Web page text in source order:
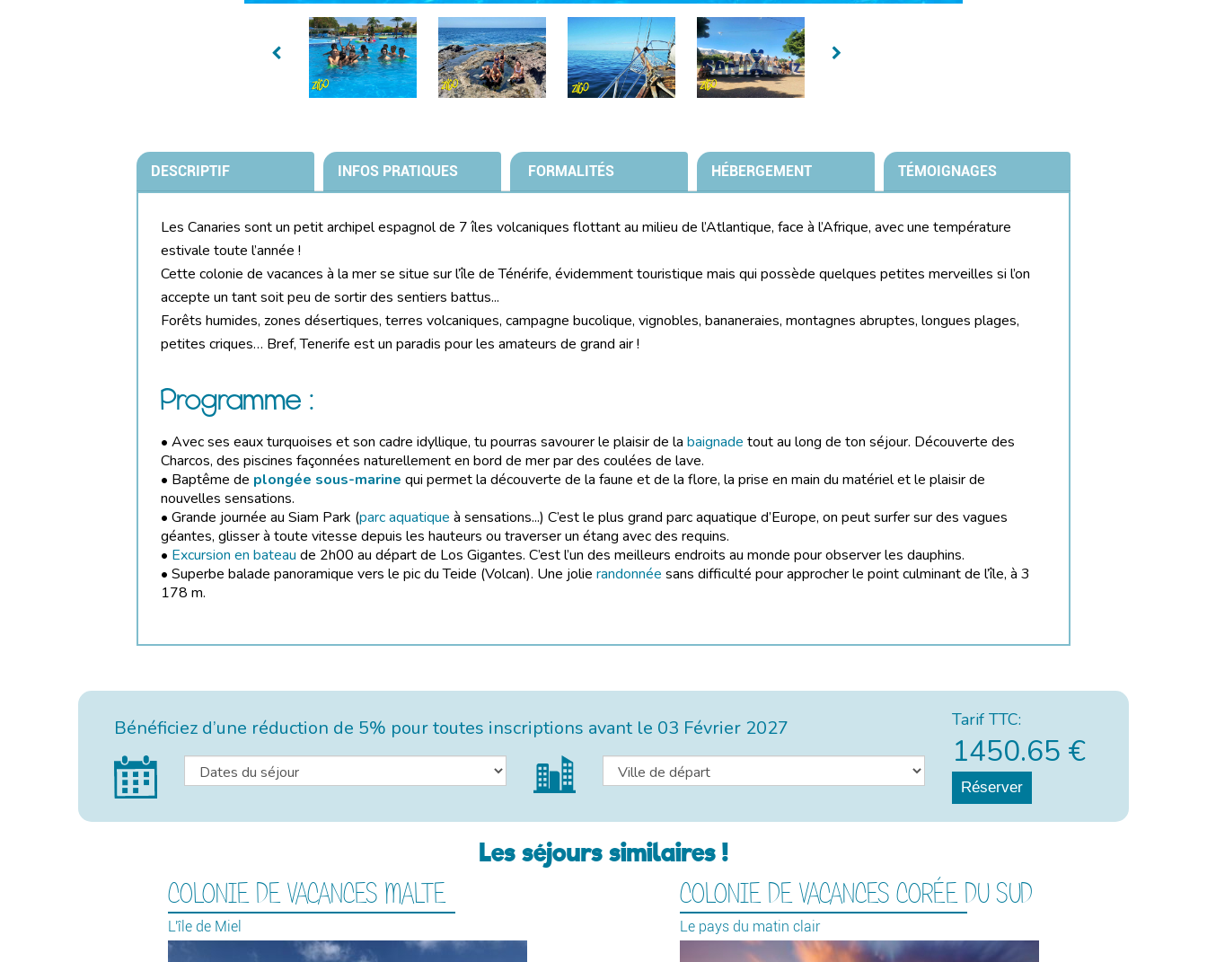
DESCRIPTIF INFOS PRATIQUES FORMALITÉS HÉBERGEMENT TÉMOIGNAGES
Les Canaries sont un petit archipel espagnol de 7 îles volcaniques flottant au milieu de l’Atlantique, face à l’Afrique, avec une température
estivale toute l’année !
Cette colonie de vacances à la mer se situe sur l’île de Ténérife, évidemment touristique mais qui possède quelques petites merveilles si l’on
accepte un tant soit peu de sortir des sentiers battus...
Forêts humides, zones désertiques, terres volcaniques, campagne bucolique, vignobles, bananeraies, montagnes abruptes, longues plages,
petites criques… Bref, Tenerife est un paradis pour les amateurs de grand air !
Programme :
• Avec ses eaux turquoises et son cadre idyllique, tu pourras savourer le plaisir de la baignade tout au long de ton séjour. Découverte des
Charcos, des piscines façonnées naturellement en bord de mer par des coulées de lave.
• Baptême de plongée sous-marine qui permet la découverte de la faune et de la flore, la prise en main du matériel et le plaisir de
nouvelles sensations.
• Grande journée au Siam Park (parc aquatique à sensations...) C’est le plus grand parc aquatique d’Europe, on peut surfer sur des vagues
géantes, glisser à toute vitesse depuis les hauteurs ou traverser un étang avec des requins.
• Excursion en bateau de 2h00 au départ de Los Gigantes. C’est l’un des meilleurs endroits au monde pour observer les dauphins.
• Superbe balade panoramique vers le pic du Teide (Volcan). Une jolie randonnée sans difficulté pour approcher le point culminant de l’île, à 3
178 m.
Bénéficiez d’une réduction de 5% pour toutes inscriptions avant le 03 Février 2027 Tarif TTC:
1450.65 €
Réserver
Les séjours similaires !
COLONIE DE VACANCES MALTE
L'île de Miel
COLONIE DE VACANCES CORÉE DU SUD
Le pays du matin clair